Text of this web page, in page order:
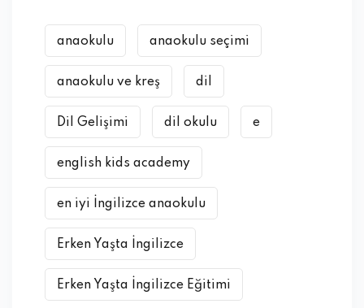
anaokulu anaokulu seçimi
anaokulu ve kreş dil
Dil Gelişimi dil okulu e
english kids academy
en iyi İngilizce anaokulu
Erken Yaşta İngilizce
Erken Yaşta İngilizce Eğitimi